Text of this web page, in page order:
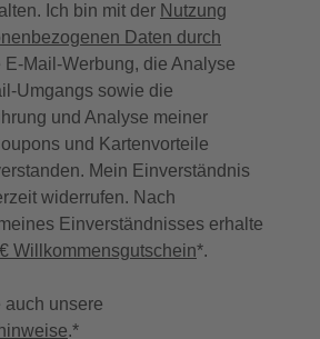
Ich bin mit der Nutzung
Daten durch
E-Mail-Werbung, die Analyse
Umgangs sowie die
und Analyse meiner
und Kartenvorteile
Mein Einverständnis
widerrufen. Nach
Einverständnisses erhalte
Willkommensgutschein*.
auch unsere
.